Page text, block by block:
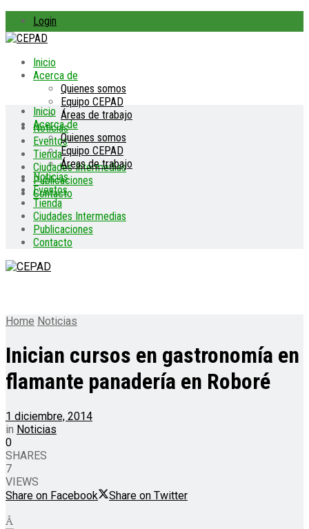
Login
Inicio
Acerca de
Quienes somos
Equipo CEPAD
Áreas de trabajo
Noticias
Eventos
Tienda
Ciudades Intermedias
Publicaciones
Contacto
Inicio
Acerca de
Quienes somos
Equipo CEPAD
Áreas de trabajo
Noticias
Eventos
Tienda
Ciudades Intermedias
Publicaciones
Contacto
Home Noticias
Inician cursos en gastronomía en
flamante panadería en Roboré
1 diciembre, 2014
in Noticias
0
SHARES
7
VIEWS
Share on Facebook
Share on Twitter
Â